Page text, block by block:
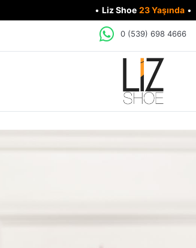
• Liz Shoe 23 Yaşında •
0 (539) 698 4666